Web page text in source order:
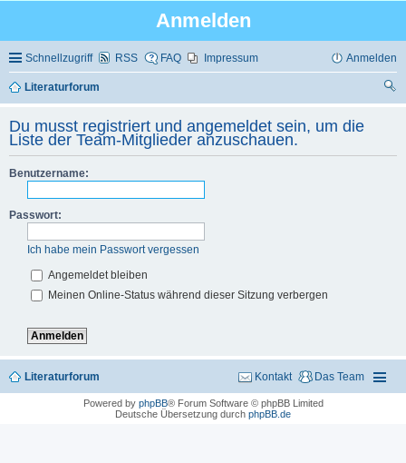
Anmelden
Schnellzugriff RSS FAQ Impressum Anmelden
Literaturforum
Du musst registriert und angemeldet sein, um die
Liste der Team-Mitglieder anzuschauen.
Benutzername:
Passwort:
Ich habe mein Passwort vergessen
Angemeldet bleiben
Meinen Online-Status während dieser Sitzung verbergen
Literaturforum Das Team
Kontakt
Powered by phpBB® Forum Software © phpBB Limited
Deutsche Übersetzung durch phpBB.de